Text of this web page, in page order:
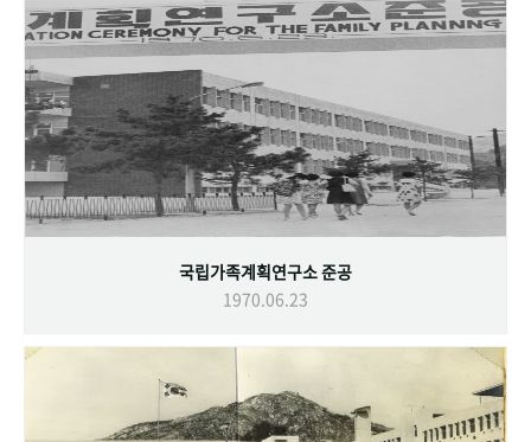
국립가족계획연구소 준공
1970.06.23